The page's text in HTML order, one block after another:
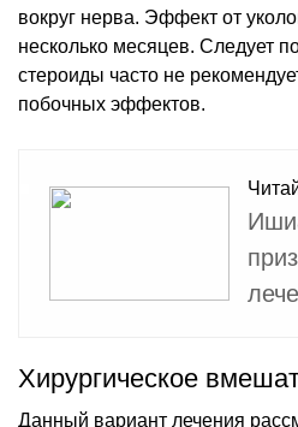
вокруг нерва. Эффект от
несколько месяцев. Следует
стероиды часто не
побочных эффектов.
Хирургическое
Данный вариант лечения